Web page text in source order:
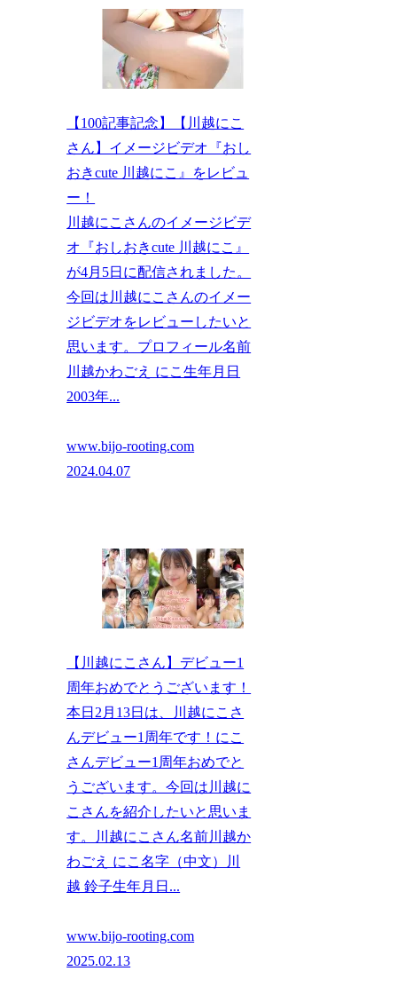
【100記事記念】【川越にこ
さん】イメージビデオ『おし
おきcute 川越にこ』をレビュ
ー！
川越にこさんのイメージビデ
オ『おしおきcute 川越にこ』
が4月5日に配信されました。
今回は川越にこさんのイメー
ジビデオをレビューしたいと
思います。プロフィール名前
川越かわごえ にこ生年月日
2003年...
www.bijo-rooting.com
2024.04.07
【川越にこさん】デビュー1
周年おめでとうございます！
本日2月13日は、川越にこさ
んデビュー1周年です！にこ
さんデビュー1周年おめでと
うございます。今回は川越に
こさんを紹介したいと思いま
す。川越にこさん名前川越か
わごえ にこ名字（中文）川
越 鈴子生年月日...
www.bijo-rooting.com
2025.02.13